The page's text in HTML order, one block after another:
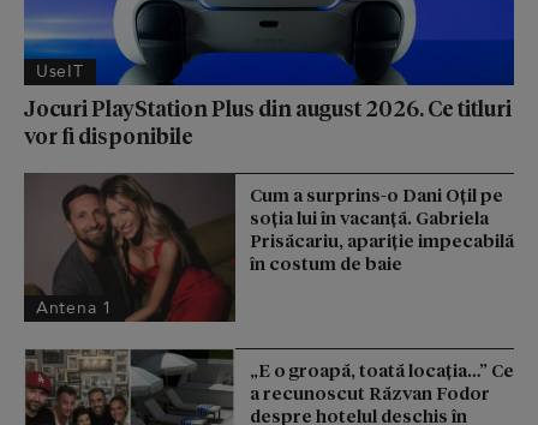
UseIT
Jocuri PlayStation Plus din august 2026. Ce titluri
vor fi disponibile
Antena 1
Cum a surprins-o Dani Oțil pe
soția lui în vacanță. Gabriela
Prisăcariu, apariție impecabilă
în costum de baie
„E o groapă, toată locația…” Ce
a recunoscut Răzvan Fodor
despre hotelul deschis în